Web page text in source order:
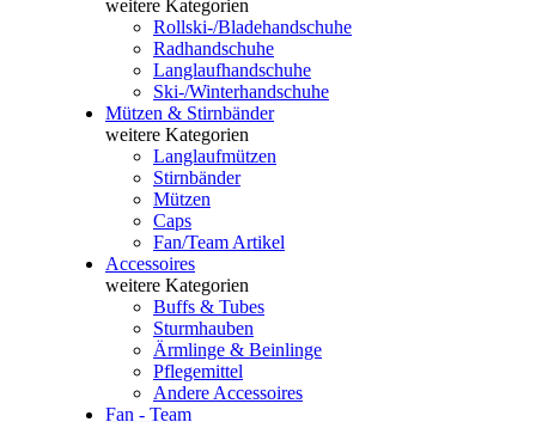
weitere Kategorien
Rollski-/Bladehandschuhe
Radhandschuhe
Langlaufhandschuhe
Ski-/Winterhandschuhe
Mützen & Stirnbänder
weitere Kategorien
Langlaufmützen
Stirnbänder
Mützen
Caps
Fan/Team Artikel
Accessoires
weitere Kategorien
Buffs & Tubes
Sturmhauben
Ärmlinge & Beinlinge
Pflegemittel
Andere Accessoires
Fan - Team